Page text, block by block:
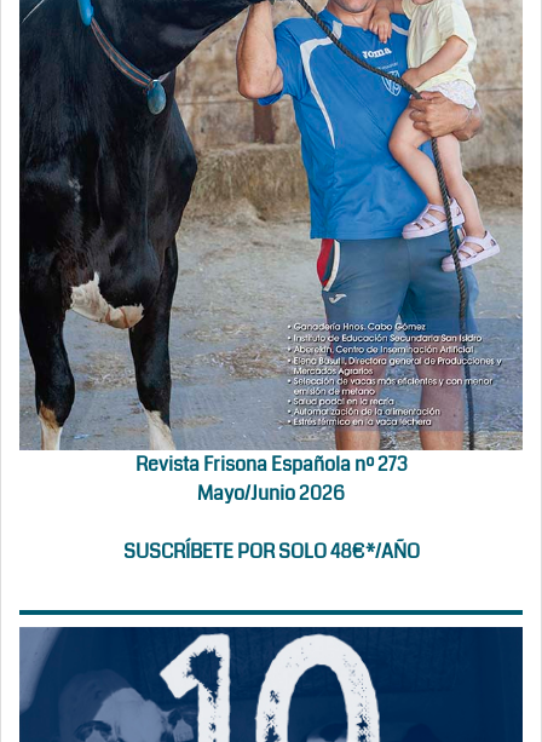
Revista Frisona Española nº 273
Mayo/Junio 2026
SUSCRÍBETE POR SOLO 48€*/AÑO